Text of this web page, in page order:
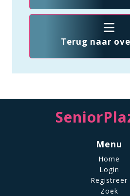
Terug naar
Menu
Home
Login
Registreer
Zoek